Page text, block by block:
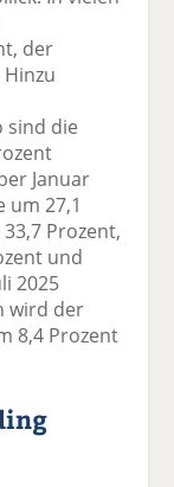
der
sind die
Januar
um 27,1
Prozent,
und
2025
wird der
8,4 Prozent